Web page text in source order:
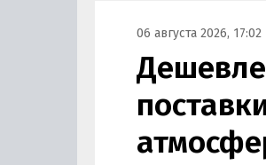
06 августа 2026, 17:02